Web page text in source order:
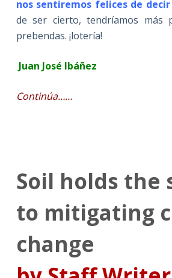
nos sentiremos felices de decir
de ser cierto, tendríamos más
prebendas. ¡lotería!
Juan José Ibáñez
Continúa……
Soil holds the
to mitigating
change